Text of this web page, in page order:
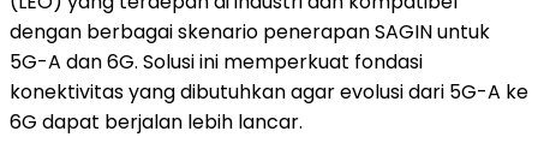
dengan berbagai skenario penerapan SAGIN untuk
5G-A dan 6G. Solusi ini memperkuat fondasi
konektivitas yang dibutuhkan agar evolusi dari 5G-A ke
6G dapat berjalan lebih lancar.